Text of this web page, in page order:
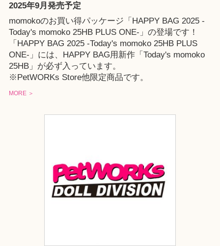
2025年9月発売予定
momokoのお買い得パッケージ「HAPPY BAG 2025 -
Today's momoko 25HB PLUS ONE-」の登場です！
「HAPPY BAG 2025 -Today's momoko 25HB PLUS
ONE-」には、HAPPY BAG用新作「 Today's momoko
25HB」が必ず入っています。
※PetWORKs Store他限定商品です。
MORE ＞